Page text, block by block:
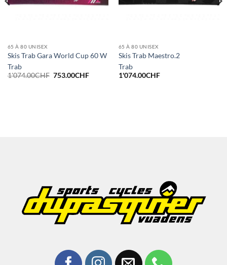
65 À 80 UNISEX
Skis Trab Gara World Cup 60 W
Trab
1'074.00CHF Le
753.00CHFLe
65 À 80 UNISEX
Skis Trab Maestro.2
Trab
1'074.00CHF